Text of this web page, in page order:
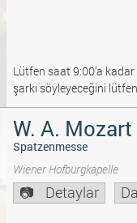
Lütfen saat 9:00’a kadar
şarkı söyleyeceğini
W. A. Mozart
Spatzenmesse
Wiener Hofburgkapelle
Detaylar